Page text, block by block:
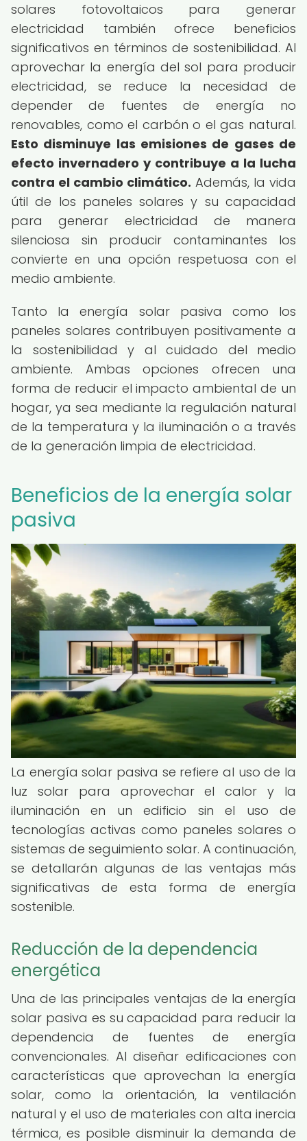
solares fotovoltaicos para generar
electricidad también ofrece beneficios
significativos en términos de sostenibilidad. Al
aprovechar la energía del sol para producir
electricidad, se reduce la necesidad de
depender de fuentes de energía no
renovables, como el carbón o el gas natural.
Esto disminuye las emisiones de gases de
efecto invernadero y contribuye a la lucha
contra el cambio climático. Además, la vida
útil de los paneles solares y su capacidad
para generar electricidad de manera
silenciosa sin producir contaminantes los
convierte en una opción respetuosa con el
medio ambiente.
Tanto la energía solar pasiva como los
paneles solares contribuyen positivamente a
la sostenibilidad y al cuidado del medio
ambiente. Ambas opciones ofrecen una
forma de reducir el impacto ambiental de un
hogar, ya sea mediante la regulación natural
de la temperatura y la iluminación o a través
de la generación limpia de electricidad.
Beneficios de la energía solar
pasiva
La energía solar pasiva se refiere al uso de la
luz solar para aprovechar el calor y la
iluminación en un edificio sin el uso de
tecnologías activas como paneles solares o
sistemas de seguimiento solar. A continuación,
se detallarán algunas de las ventajas más
significativas de esta forma de energía
sostenible.
Reducción de la dependencia
energética
Una de las principales ventajas de la energía
solar pasiva es su capacidad para reducir la
dependencia de fuentes de energía
convencionales. Al diseñar edificaciones con
características que aprovechan la energía
solar, como la orientación, la ventilación
natural y el uso de materiales con alta inercia
térmica, es posible disminuir la demanda de